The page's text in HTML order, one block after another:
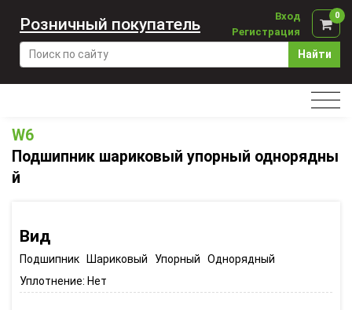
Найти
Вход
Регистрация
0
Розничный покупатель
W6
Подшипник шариковый упорный однорядны
й
Вид
Подшипник Шариковый Упорный Однорядный
Уплотнение: Нет